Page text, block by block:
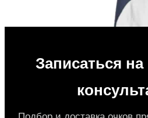
Записаться